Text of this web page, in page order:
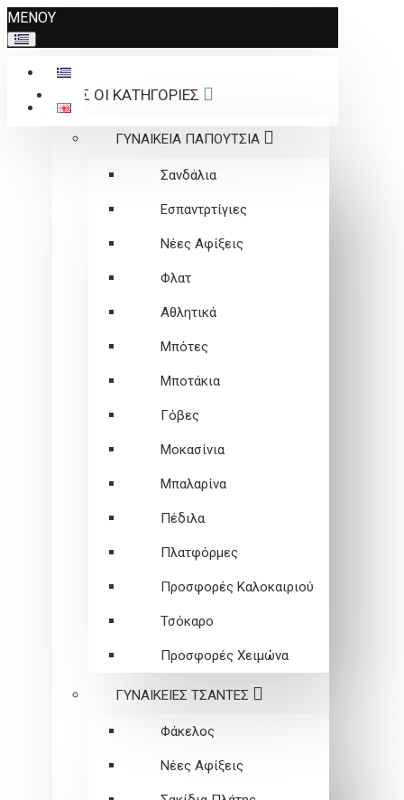
Σημείωση:
Αυτός
ο
ιστότοπος
περιλαμβάνει
ΜΕΝΟΥ
ΟΛΕΣ ΟΙ ΚΑΤΗΓΟΡΙΕΣ
ΓΥΝΑΙΚΕΙΑ ΠΑΠΟΥΤΣΙΑ
Σανδάλια
Εσπαντρτίγιες
Νέες Αφίξεις
Φλατ
Αθλητικά
Μπότες
Μποτάκια
Γόβες
Μοκασίνια
Μπαλαρίνα
Πέδιλα
Πλατφόρμες
Προσφορές Καλοκαιριού
Τσόκαρο
Προσφορές Χειμώνα
ΓΥΝΑΙΚΕΙEΣ ΤΣΑΝΤΕΣ
Φάκελος
Νέες Αφίξεις